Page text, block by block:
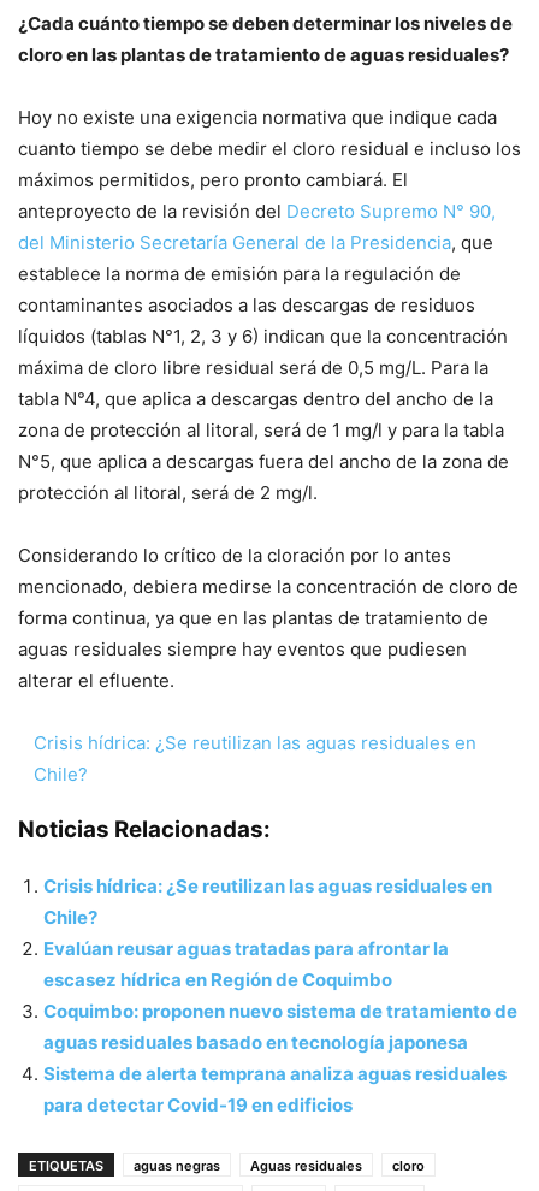
¿Cada cuánto tiempo se deben determinar los niveles de
cloro en las plantas de tratamiento de aguas residuales?
Hoy no existe una exigencia normativa que indique cada
cuanto tiempo se debe medir el cloro residual e incluso los
máximos permitidos, pero pronto cambiará. El
anteproyecto de la revisión del Decreto Supremo N° 90,
del Ministerio Secretaría General de la Presidencia, que
establece la norma de emisión para la regulación de
contaminantes asociados a las descargas de residuos
líquidos (tablas N°1, 2, 3 y 6) indican que la concentración
máxima de cloro libre residual será de 0,5 mg/L. Para la
tabla N°4, que aplica a descargas dentro del ancho de la
zona de protección al litoral, será de 1 mg/l y para la tabla
N°5, que aplica a descargas fuera del ancho de la zona de
protección al litoral, será de 2 mg/l.
Considerando lo crítico de la cloración por lo antes
mencionado, debiera medirse la concentración de cloro de
forma continua, ya que en las plantas de tratamiento de
aguas residuales siempre hay eventos que pudiesen
alterar el efluente.
Crisis hídrica: ¿Se reutilizan las aguas residuales en
Chile?
Noticias Relacionadas:
Crisis hídrica: ¿Se reutilizan las aguas residuales en
Chile?
Evalúan reusar aguas tratadas para afrontar la
escasez hídrica en Región de Coquimbo
Coquimbo: proponen nuevo sistema de tratamiento de
aguas residuales basado en tecnología japonesa
Sistema de alerta temprana analiza aguas residuales
para detectar Covid-19 en edificios
ETIQUETAS aguas negras Aguas residuales
cloro